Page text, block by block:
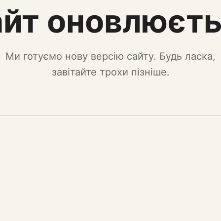
Ми готуємо нову версію сайту. Будь ласка,
завітайте трохи пізніше.